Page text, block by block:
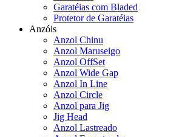
Garatéias com Bladed
Protetor de Garatéias
Anzóis
Anzol Chinu
Anzol Maruseigo
Anzol OffSet
Anzol Wide Gap
Anzol In Line
Anzol Circle
Anzol para Jig
Jig Head
Anzol Lastreado